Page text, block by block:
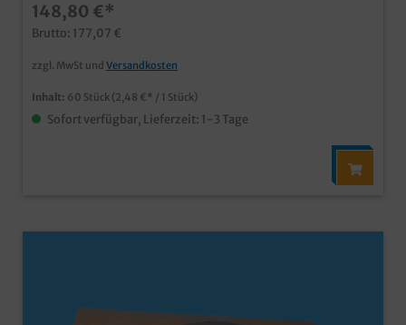
148,80 €*
Brutto: 177,07 €
zzgl. MwSt und Versandkosten
Inhalt: 60 Stück (2,48 €* / 1 Stück)
Sofort verfügbar, Lieferzeit: 1-3 Tage